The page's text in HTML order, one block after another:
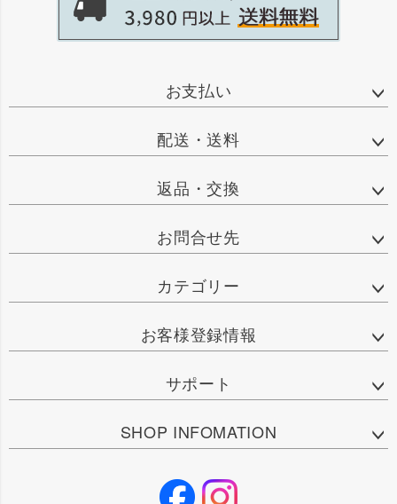
お支払い
配送・送料
返品・交換
お問合せ先
カテゴリー
お客様登録情報
サポート
SHOP INFOMATION